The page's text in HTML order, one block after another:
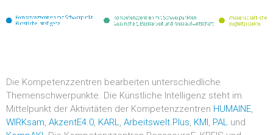
Die Kompetenzzentren bearbeiten unterschiedliche
Themenschwerpunkte. Die Künstliche Intelligenz steht im
Mittelpunkt der Aktivitäten der Kompetenzzentren HUMAINE,
WIRKsam, AkzentE4.0, KARL, Arbeitswelt.Plus, KMI, PAL und